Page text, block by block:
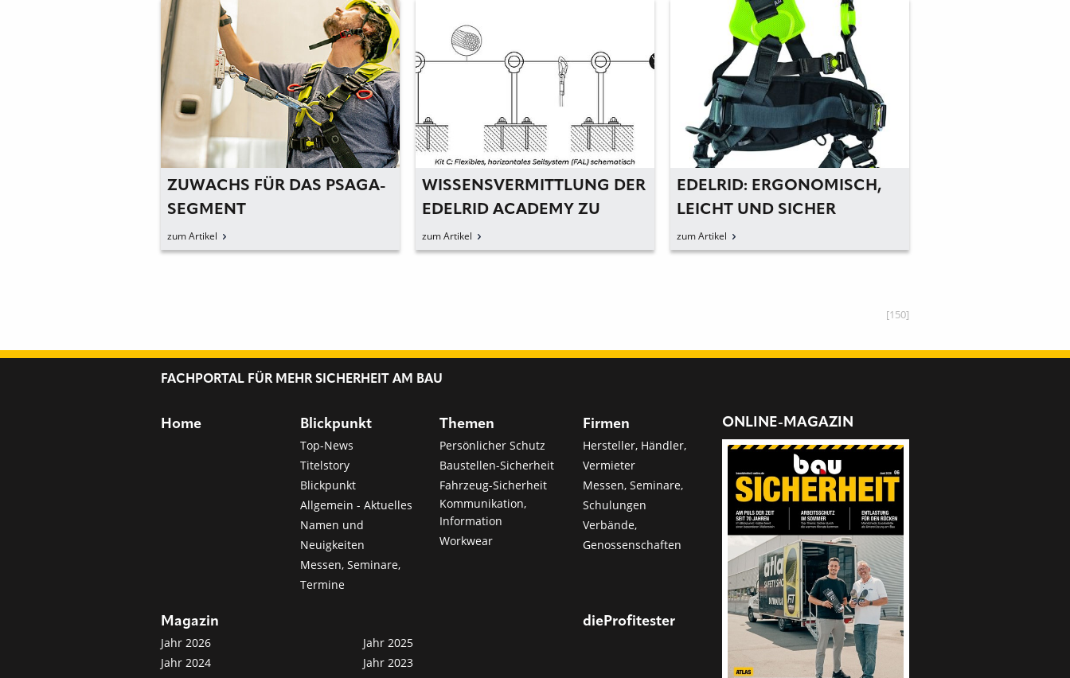
ZUWACHS FÜR DAS PSAGA-
SEGMENT
zum Artikel
WISSENSVERMITTLUNG DER
EDELRID ACADEMY ZU
NEUEN NORMEN
zum Artikel
EDELRID: ERGONOMISCH,
LEICHT UND SICHER
zum Artikel
[150]
FACHPORTAL FÜR MEHR SICHERHEIT AM BAU
Home Blickpunkt
Top-News
Titelstory
Blickpunkt
Allgemein - Aktuelles
Namen und
Neuigkeiten
Messen, Seminare,
Termine
Themen
Persönlicher Schutz
Baustellen-Sicherheit
Fahrzeug-Sicherheit
Kommunikation,
Information
Workwear
Firmen
Hersteller, Händler,
Vermieter
Messen, Seminare,
Schulungen
Verbände,
Genossenschaften
Magazin
Jahr 2026
Jahr 2025
Jahr 2024
Jahr 2023
dieProfitester
ONLINE-MAGAZIN